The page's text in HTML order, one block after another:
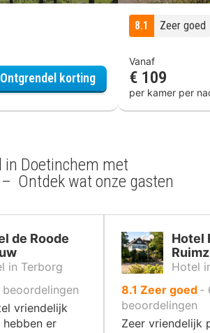
Ontgrendel korting
8.1 Zeer goed
Vanaf
€ 109
per kamer per
in Doetinchem met
Ontdek wat onze gasten
de Roode
in Terborg
beoordelingen
vriendelijk
hebben er
Hotel
Hotel
8.1 uit
10
,
Zeer goed ‐
beoordelingen
Zeer vriendelijk